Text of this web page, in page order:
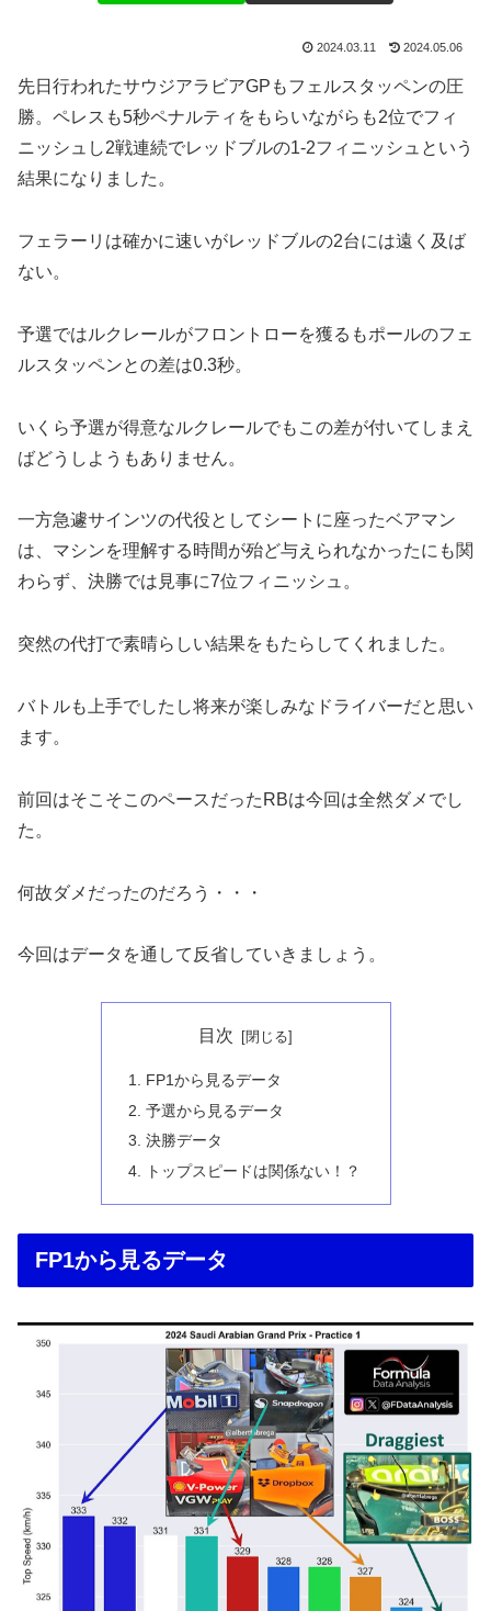
2024.03.11 2024.05.06
先日行われたサウジアラビアGPもフェルスタッペンの圧
勝。ペレスも5秒ペナルティをもらいながらも2位でフィ
ニッシュし2戦連続でレッドブルの1-2フィニッシュという
結果になりました。
フェラーリは確かに速いがレッドブルの2台には遠く及ば
ない。
予選ではルクレールがフロントローを獲るもポールのフェ
ルスタッペンとの差は0.3秒。
いくら予選が得意なルクレールでもこの差が付いてしまえ
ばどうしようもありません。
一方急遽サインツの代役としてシートに座ったベアマン
は、マシンを理解する時間が殆ど与えられなかったにも関
わらず、決勝では見事に7位フィニッシュ。
突然の代打で素晴らしい結果をもたらしてくれました。
バトルも上手でしたし将来が楽しみなドライバーだと思い
ます。
前回はそこそこのペースだったRBは今回は全然ダメでし
た。
何故ダメだったのだろう・・・
今回はデータを通して反省していきましょう。
目次
FP1から見るデータ
予選から見るデータ
決勝データ
トップスピードは関係ない！？
FP1から見るデータ